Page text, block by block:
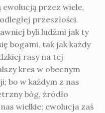
ewolucją przez wiele,
przeszłości.
byli ludźmi jak ty
bogami, tak jak każdy
rasy na tej
kres w obecnym
bo w każdym z nas
bóg, źródło
wielkie; ewolucja zaś